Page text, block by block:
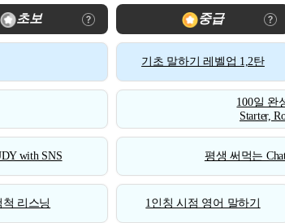
초보 중급
기초 말하기 레벨업 1,2탄
100일 완
Starter,
with SNS 평생 써먹는
척 리스닝 1인칭 시점 영어 말하기